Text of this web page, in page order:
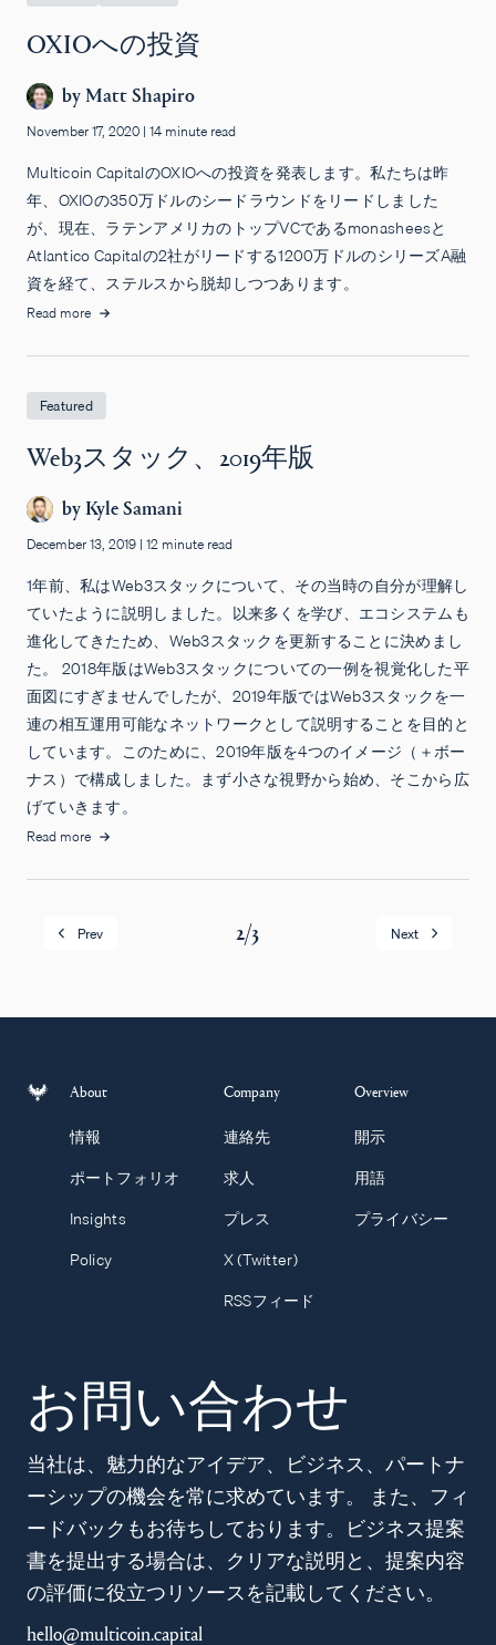
OXIOへの投資
byMatt Shapiro
November 17, 2020 | 14 minute read
Multicoin CapitalのOXIOへの投資を発表します。私たちは昨
年、OXIOの350万ドルのシードラウンドをリードしました
が、現在、ラテンアメリカのトップVCであるmonasheesと
Atlantico Capitalの2社がリードする1200万ドルのシリーズA融
資を経て、ステルスから脱却しつつあります。
Read more
Featured
Web3スタック、2019年版
by Kyle Samani
December 13, 2019 | 12 minute read
1年前、私はWeb3スタックについて、その当時の自分が理解し
ていたように説明しました。以来多くを学び、エコシステムも
進化してきたため、Web3スタックを更新することに決めまし
た。 2018年版はWeb3スタックについての一例を視覚化した平
面図にすぎませんでしたが、2019年版ではWeb3スタックを一
連の相互運用可能なネットワークとして説明することを目的と
しています。このために、2019年版を4つのイメージ（＋ボー
ナス）で構成しました。まず小さな視野から始め、そこから広
げていきます。
Read more
Prev 2/3 Next
About
情報
ポートフォリオ
Insights
Policy
Company
連絡先
求人
プレス
X (Twitter)
RSSフィード
Overview
開示
用語
プライバシー
お問い合わせ
当社は、魅力的なアイデア、ビジネス、パートナ
ーシップの機会を常に求めています。 また、フィ
ードバックもお待ちしております。ビジネス提案
書を提出する場合は、クリアな説明と、提案内容
の評価に役立つリソースを記載してください。
hello@multicoin.capital